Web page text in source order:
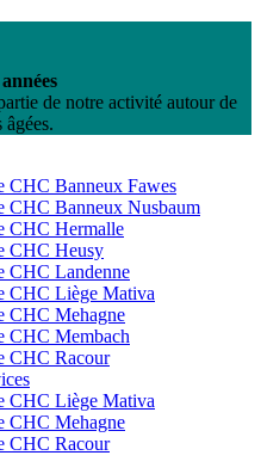
de notre activité autour de
CHC Banneux Fawes
CHC Banneux Nusbaum
CHC Hermalle
CHC Heusy
CHC Landenne
CHC Liège Mativa
CHC Mehagne
CHC Membach
CHC Racour
CHC Liège Mativa
CHC Mehagne
CHC Racour